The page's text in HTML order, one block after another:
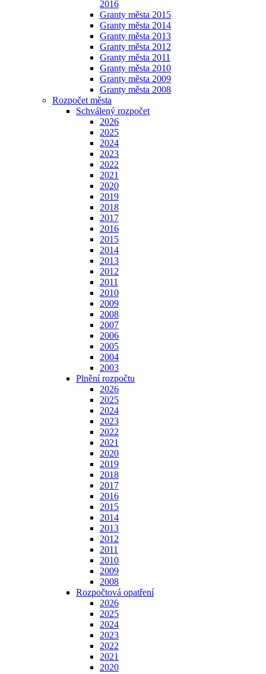
2016
Granty města 2015
Granty města 2014
Granty města 2013
Granty města 2012
Granty města 2011
Granty města 2010
Granty města 2009
Granty města 2008
Rozpočet města
Schválený rozpočet
2026
2025
2024
2023
2022
2021
2020
2019
2018
2017
2016
2015
2014
2013
2012
2011
2010
2009
2008
2007
2006
2005
2004
2003
Plnění rozpočtu
2026
2025
2024
2023
2022
2021
2020
2019
2018
2017
2016
2015
2014
2013
2012
2011
2010
2009
2008
Rozpočtová opatření
2026
2025
2024
2023
2022
2021
2020